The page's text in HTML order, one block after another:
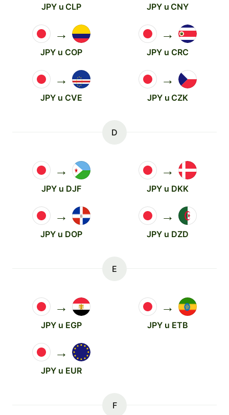
JPY u CLP JPY u CNY
→
JPY u COP
→
JPY u CRC
→
JPY u CVE
→
JPY u CZK
D
→
JPY u DJF
→
JPY u DKK
→
JPY u DOP
→
JPY u DZD
E
→
JPY u EGP
→
JPY u ETB
→
JPY u EUR
F